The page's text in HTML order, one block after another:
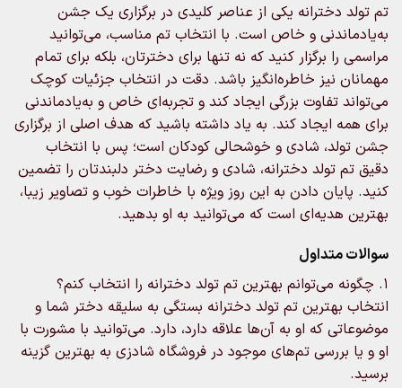
تم تولد دخترانه یکی از عناصر کلیدی در برگزاری یک جشن
به‌یادماندنی و خاص است. با انتخاب تم مناسب، می‌توانید
مراسمی را برگزار کنید که نه تنها برای دخترتان، بلکه برای تمام
مهمانان نیز خاطره‌انگیز باشد. دقت در انتخاب جزئیات کوچک
می‌تواند تفاوت بزرگی ایجاد کند و تجربه‌ای خاص و به‌یادماندنی
برای همه ایجاد کند. به یاد داشته باشید که هدف اصلی از برگزاری
جشن تولد، شادی و خوشحالی کودکان است؛ پس با انتخاب
دقیق تم تولد دخترانه، شادی و رضایت دختر دلبندتان را تضمین
کنید. پایان دادن به این روز ویژه با خاطرات خوب و تصاویر زیبا،
بهترین هدیه‌ای است که می‌توانید به او بدهید.
سوالات متداول
1. چگونه می‌توانم بهترین تم تولد دخترانه را انتخاب کنم؟
انتخاب بهترین تم تولد دخترانه بستگی به سلیقه دختر شما و
موضوعاتی که او به آن‌ها علاقه دارد، دارد. می‌توانید با مشورت با
او و یا بررسی تم‌های موجود در فروشگاه شادزی به بهترین گزینه
برسید.